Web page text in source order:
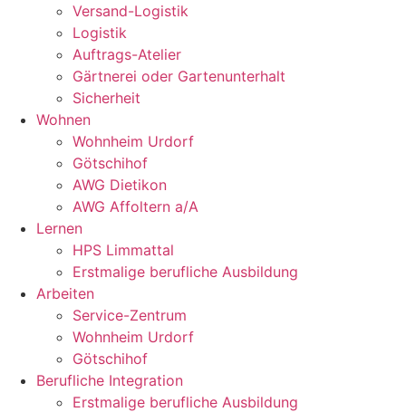
Versand-Logistik
Logistik
Auftrags-Atelier
Gärtnerei oder Gartenunterhalt
Sicherheit
Wohnen
Wohnheim Urdorf
Götschihof
AWG Dietikon
AWG Affoltern a/A
Lernen
HPS Limmattal
Erstmalige berufliche Ausbildung
Arbeiten
Service-Zentrum
Wohnheim Urdorf
Götschihof
Berufliche Integration
Erstmalige berufliche Ausbildung